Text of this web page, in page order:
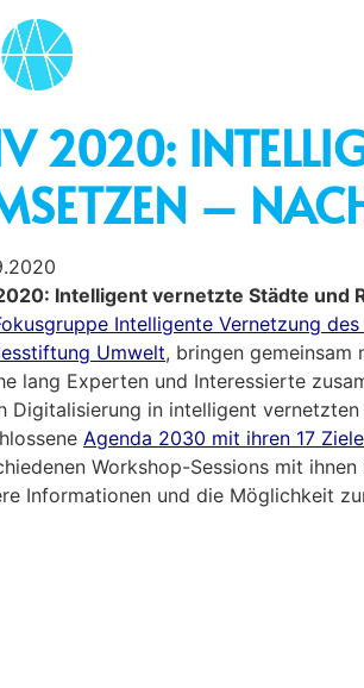
2020:
–
Intelligent vernetzte Städte und
Intelligente Vernetzung
Umwelt, bringen gemeinsam
lang Experten und Interessierte
Digitalisierung in intelligent
Agenda 2030 mit ihren 17
Workshop-Sessions mit ihnen
Informationen und die Möglichkeit